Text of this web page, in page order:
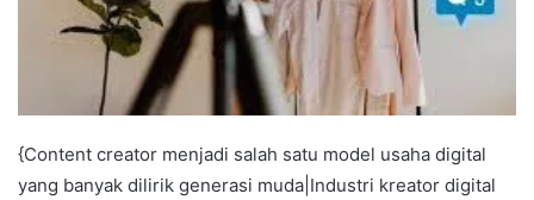
{Content creator menjadi salah satu model usaha digital
yang banyak dilirik generasi muda|Industri kreator digital